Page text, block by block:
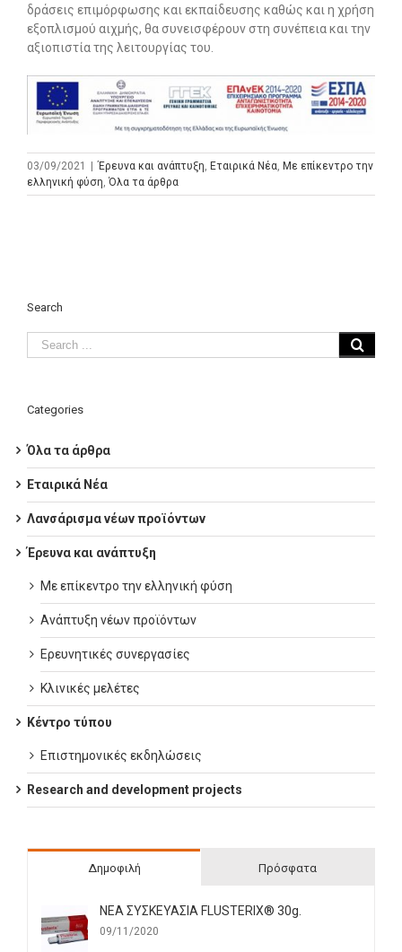
δράσεις επιμόρφωσης και εκπαίδευσης καθώς και η χρήση
εξοπλισμού αιχμής, θα συνεισφέρουν στη συνέπεια και την
αξιοπιστία της λειτουργίας του.
03/09/2021 Έρευνα και ανάπτυξη, Εταιρικά Νέα, Με επίκεντρο την
ελληνική φύση, Όλα τα άρθρα
Search
Categories
Όλα τα άρθρα
Εταιρικά Νέα
Λανσάρισμα νέων προϊόντων
Έρευνα και ανάπτυξη
Με επίκεντρο την ελληνική φύση
Ανάπτυξη νέων προϊόντων
Ερευνητικές συνεργασίες
Κλινικές μελέτες
Κέντρο τύπου
Επιστημονικές εκδηλώσεις
Research and development projects
Δημοφιλή Πρόσφατα
ΝΕΑ ΣΥΣΚΕΥΑΣΙΑ FLUSTERIX® 30g.
09/11/2020